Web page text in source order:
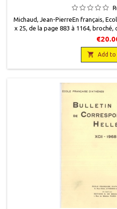
Michaud, Jean-PierreEn français,
x 25, de la page 883 à 1164,
 Add